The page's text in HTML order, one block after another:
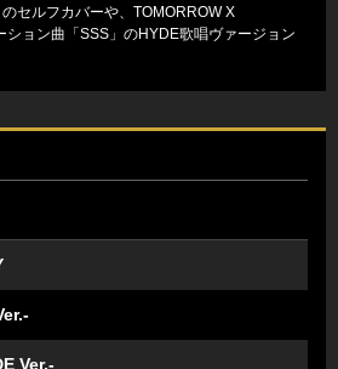
セルフカバーや、TOMORROW X
ション曲「SSS」のHYDE歌唱ヴァージョン
Ver.-